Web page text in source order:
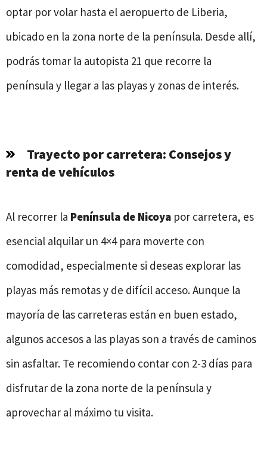
optar por volar hasta el aeropuerto de Liberia,
ubicado en la zona norte de la península. Desde allí,
podrás tomar la autopista 21 que recorre la
península y llegar a las playas y zonas de interés.
Trayecto por carretera: Consejos y
renta de vehículos
Al recorrer la Península de Nicoya por carretera, es
esencial alquilar un 4×4 para moverte con
comodidad, especialmente si deseas explorar las
playas más remotas y de difícil acceso. Aunque la
mayoría de las carreteras están en buen estado,
algunos accesos a las playas son a través de caminos
sin asfaltar. Te recomiendo contar con 2-3 días para
disfrutar de la zona norte de la península y
aprovechar al máximo tu visita.